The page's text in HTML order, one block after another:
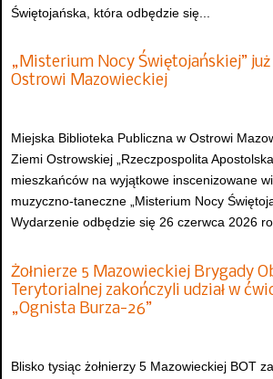
Świętojańska, która odbędzie się...
„Misterium Nocy Świętojańskiej”
Ostrowi Mazowieckiej
Miejska Biblioteka Publiczna w Ostrowi
Ziemi Ostrowskiej „Rzeczpospolita
mieszkańców na wyjątkowe inscenizowane
muzyczno-taneczne „Misterium Nocy
Wydarzenie odbędzie się 26 czerwca 2026
Żołnierze 5 Mazowieckiej Brygady
Terytorialnej zakończyli udział w
„Ognista Burza-26”
Blisko tysiąc żołnierzy 5 Mazowieckiej BOT